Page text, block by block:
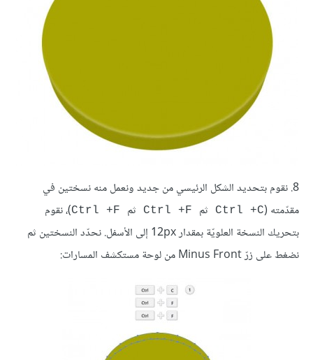
8. نقوم بتحديد الشكل الرئيسي من جديد ونعمل منه نسختين في
مقدّمته (Ctrl +C ثم ثم
)، نقوم
بتحريك النسخة العلويّة بمقدار 12px إلى الأسفل. نحدّد النسختين ثم
نضغط على زرّ Minus Front من لوحة مستكشف المسارات: